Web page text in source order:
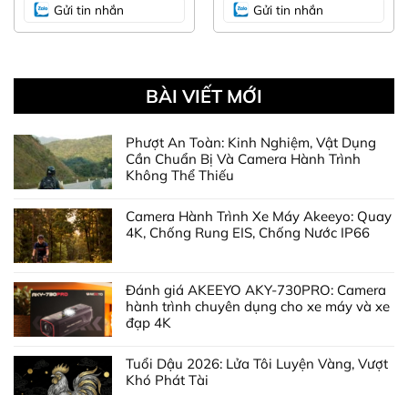
Hiển thị với camera 360 rời
Đối với màn lắp camera 360 rời Elliview bảng P trở
lên:
Gửi tin nhắn
Gửi tin nhắn
BÀI VIẾT MỚI
Phượt An Toàn: Kinh Nghiệm, Vật Dụng
Cần Chuẩn Bị Và Camera Hành Trình
Không Thể Thiếu
Camera Hành Trình Xe Máy Akeeyo: Quay
4K, Chống Rung EIS, Chống Nước IP66
Đánh giá AKEEYO AKY-730PRO: Camera
hành trình chuyên dụng cho xe máy và xe
đạp 4K
Tuổi Dậu 2026: Lửa Tôi Luyện Vàng, Vượt
Khó Phát Tài